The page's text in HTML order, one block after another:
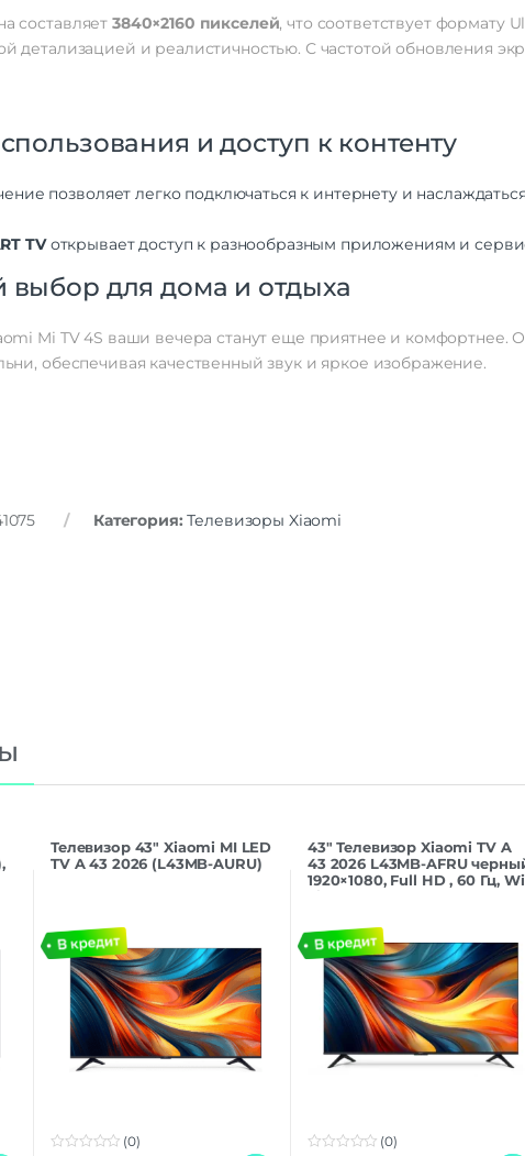
составляет 3840×2160 пикселей, что соответствует формату
детализацией и реалистичностью. С частотой обновления
и доступ к контенту
позволяет легко подключаться к интернету и
TVоткрывает доступ к разнообразным приложениям и
выбор для дома и отдыха
Mi TV 4S ваши вечера станут еще приятнее и комфортнее.
обеспечивая качественный звук и яркое изображение.
Категория:Телевизоры Xiaomi
Телевизор 43″ Xiaomi MI LED
TV A 43 2026 (L43MB-AURU)
(0)
43″ Телевизор Xiaomi TV A
43 2026 L43MB-AFRU
1920×1080, Full HD , 60 Гц,
(0)